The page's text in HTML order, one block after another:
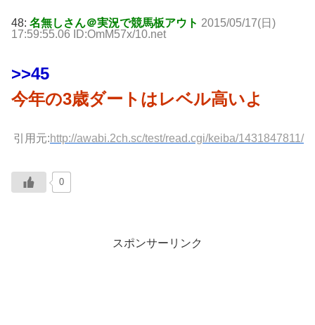
48: 名無しさん＠実況で競馬板アウト 2015/05/17(日)
17:59:55.06 ID:OmM57x/10.net
>>45
今年の3歳ダートはレベル高いよ
引用元:http://awabi.2ch.sc/test/read.cgi/keiba/1431847811/
0
スポンサーリンク